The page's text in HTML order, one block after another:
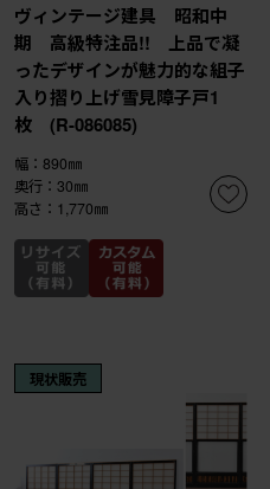
ヴィンテージ建具 昭和中
期 高級特注品!! 上品で凝
ったデザインが魅力的な組子
入り摺り上げ雪見障子戸1
枚 (R-086085)
幅：890㎜
奥行：30㎜
高さ：1,770㎜
現状販売